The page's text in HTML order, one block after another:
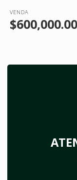
VENDA
$600,000.00